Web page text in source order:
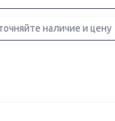
наличие и цену